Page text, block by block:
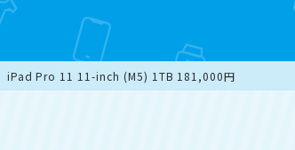
iPad Pro 11 11-inch (M5) 1TB 181,000円